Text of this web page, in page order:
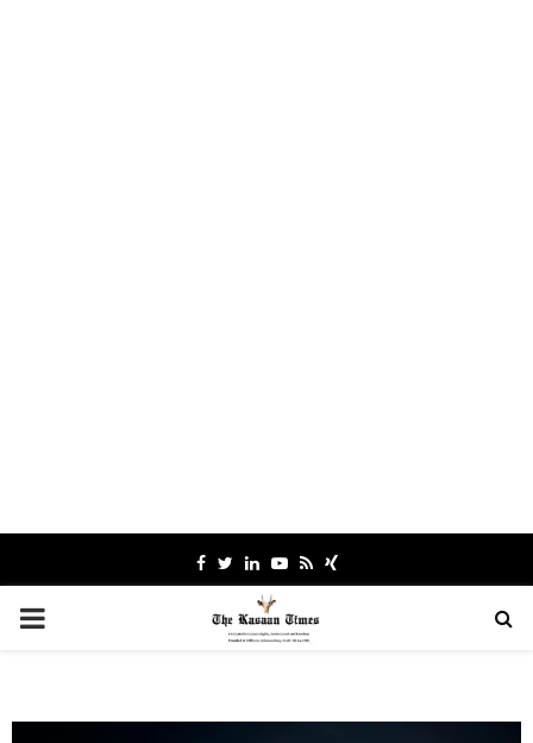
Facebook
TwitterLinkedinYoutube
RssXing
PRIMARY